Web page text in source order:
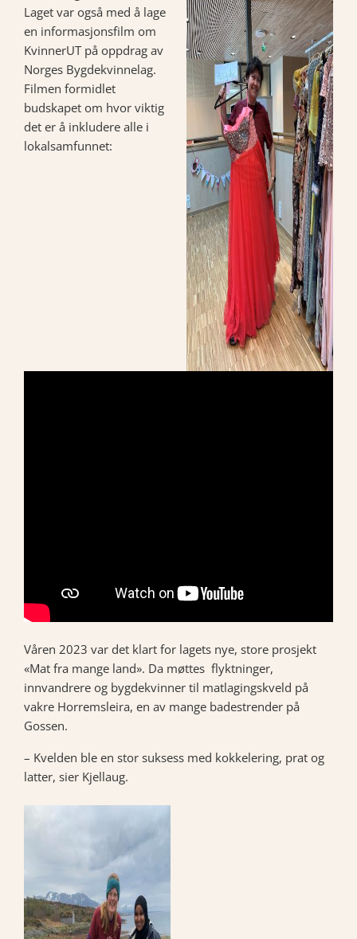
Laget var også med å lage
en informasjonsfilm om
KvinnerUT på oppdrag av
Norges Bygdekvinnelag.
Filmen formidlet
budskapet om hvor viktig
det er å inkludere alle i
lokalsamfunnet:
Våren 2023 var det klart for lagets nye, store prosjekt
«Mat fra mange land». Da møttes flyktninger,
innvandrere og bygdekvinner til matlagingskveld på
vakre Horremsleira, en av mange badestrender på
Gossen.
– Kvelden ble en stor suksess med kokkelering, prat og
latter, sier Kjellaug.